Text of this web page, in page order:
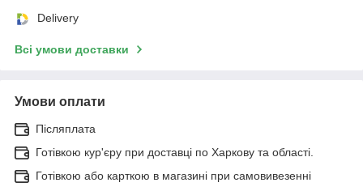
Delivery
Всі умови доставки
Умови оплати
Післяплата
Готівкою кур'єру при доставці по Харкову та області.
Готівкою або карткою в магазині при самовивезенні